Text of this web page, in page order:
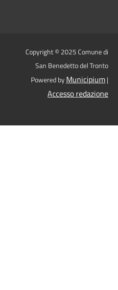
Copyright © 2025 Comune di
San Benedetto del Tronto
Powered byMunicipium|
Accesso redazione